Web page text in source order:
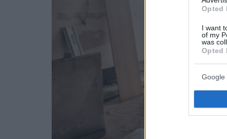
Opted
I want
of my
was
Opted
Google